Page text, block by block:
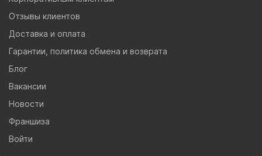
Отзывы клиентов
Доставка и оплата
Гарантии, политика обмена и возврата
Блог
Вакансии
Новости
Франшиза
Войти